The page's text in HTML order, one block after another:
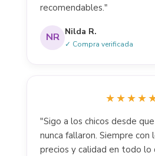
recomendables."
NR Nilda R.
✓ Compra verificada
"Sigo a los chicos desde
nunca fallaron. Siempre con
precios y calidad en todo lo